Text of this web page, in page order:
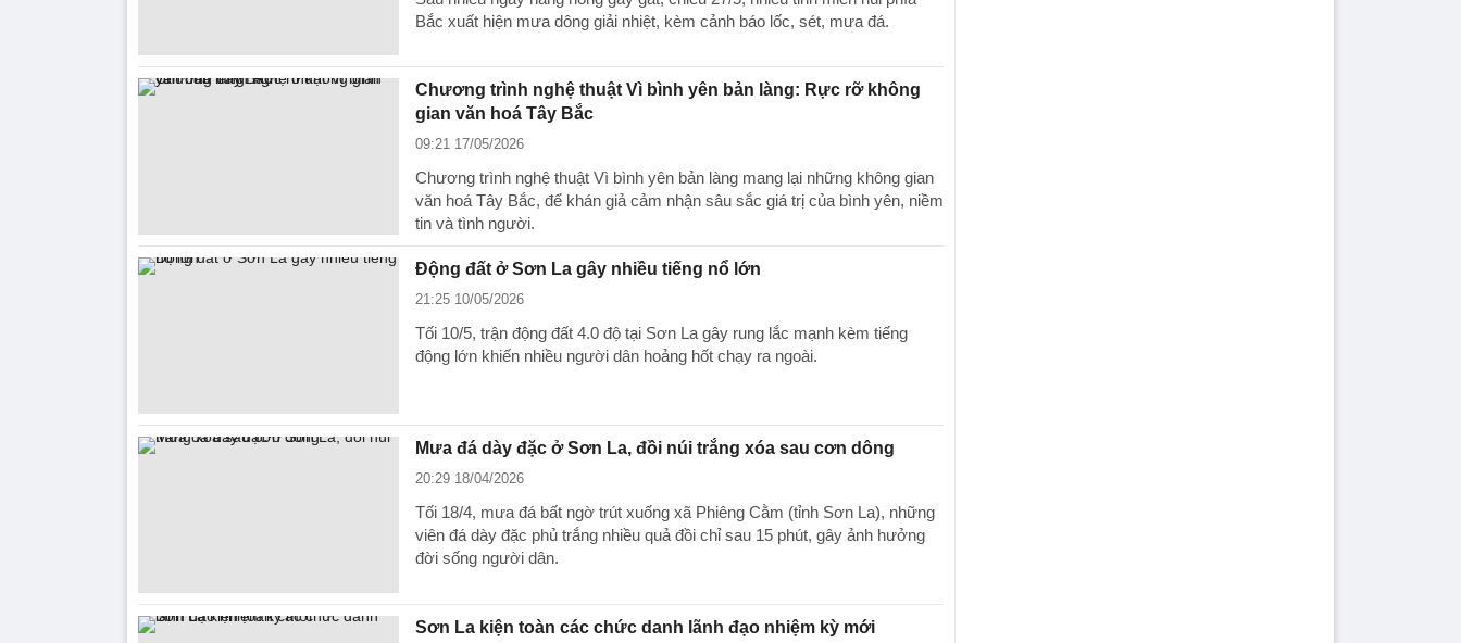
Bắc xuất hiện mưa dông giải nhiệt, kèm cảnh báo lốc, sét, mưa đá.
Chương trình nghệ thuật Vì bình yên bản làng: Rực rỡ không
gian văn hoá Tây Bắc
09:21 17/05/2026
Chương trình nghệ thuật Vì bình yên bản làng mang lại những không gian
văn hoá Tây Bắc, để khán giả cảm nhận sâu sắc giá trị của bình yên, niềm
tin và tình người.
Động đất ở Sơn La gây nhiều tiếng nổ lớn
21:25 10/05/2026
Tối 10/5, trận động đất 4.0 độ tại Sơn La gây rung lắc mạnh kèm tiếng
động lớn khiến nhiều người dân hoảng hốt chạy ra ngoài.
Mưa đá dày đặc ở Sơn La, đồi núi trắng xóa sau cơn dông
20:29 18/04/2026
Tối 18/4, mưa đá bất ngờ trút xuống xã Phiêng Cằm (tỉnh Sơn La), những
viên đá dày đặc phủ trắng nhiều quả đồi chỉ sau 15 phút, gây ảnh hưởng
đời sống người dân.
Sơn La kiện toàn các chức danh lãnh đạo nhiệm kỳ mới